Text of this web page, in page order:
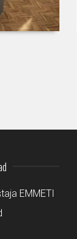
EMMETI